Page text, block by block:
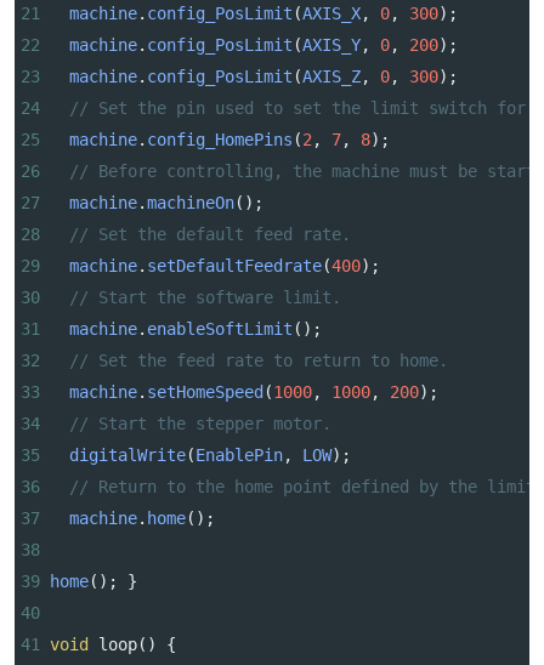
21 machine. config_PosLimit (AXIS_X, 0, 300);
22
machine. config_PosLimit (AXIS_Y, 0, 200);
23
machine. config_PosLimit (AXIS_Z, 0, 300);
24
// Set the pin used to set the limit switch for
25
machine. config_HomePins (2 , 7, 8);
26
// Before controlling, the machine must be
27
machine.machineOn();
28
// Set the default feed rate.
29
machine. setDefaultFeedrate(400);
30
// Start the software limit.
31
machine. enableSoftLimit ();
32
// Set the feed rate to return to home.
33
machine. setHomeSpeed (1000, 1000, 200);
34
// Start the stepper motor.
35
digitalWrite(EnablePin, LOW);
36
// Return to the home point defined by the limit
37
machine. home();
38
39
home(); }
40
41
void loop() {